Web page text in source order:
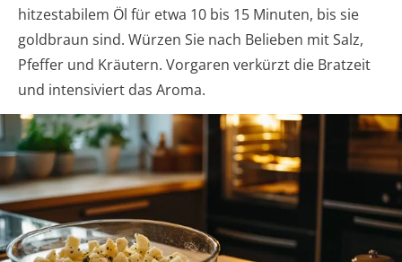
hitzestabilem Öl für etwa 10 bis 15 Minuten, bis sie
goldbraun sind. Würzen Sie nach Belieben mit Salz,
Pfeffer und Kräutern. Vorgaren verkürzt die Bratzeit
und intensiviert das Aroma.